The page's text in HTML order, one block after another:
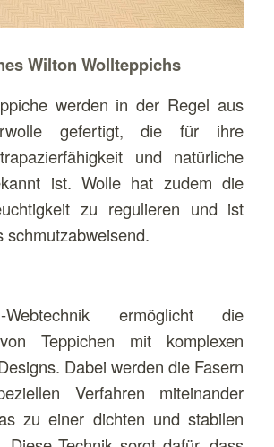
Wilton Wollteppichs
werden in der Regel aus
gefertigt, die für ihre
und natürliche
ist. Wolle hat zudem die
zu regulieren und ist
schmutzabweisend.
ermöglicht die
Teppichen mit komplexen
Dabei werden die Fasern
Verfahren miteinander
zu einer dichten und stabilen